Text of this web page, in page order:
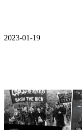
2023-01-19